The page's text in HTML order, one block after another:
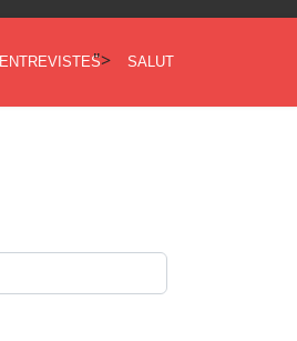
ENTREVISTES"> SALUT